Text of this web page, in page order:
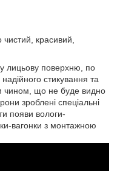
чистий, красивий,
лицьову поверхню, по
стикування та
чином, що не буде видно
зроблені спеціальні
появи вологи-
вагонки з монтажною